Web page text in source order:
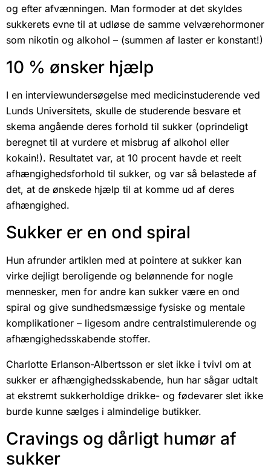
og efter afvænningen. Man formoder at det skyldes
sukkerets evne til at udløse de samme velværehormoner
som nikotin og alkohol – (summen af laster er konstant!)
10 % ønsker hjælp
I en interviewundersøgelse med medicinstuderende ved
Lunds Universitets, skulle de studerende besvare et
skema angående deres forhold til sukker (oprindeligt
beregnet til at vurdere et misbrug af alkohol eller
kokain!). Resultatet var, at 10 procent havde et reelt
afhængighedsforhold til sukker, og var så belastede af
det, at de ønskede hjælp til at komme ud af deres
afhængighed.
Sukker er en ond spiral
Hun afrunder artiklen med at pointere at sukker kan
virke dejligt beroligende og belønnende for nogle
mennesker, men for andre kan sukker være en ond
spiral og give sundhedsmæssige fysiske og mentale
komplikationer – ligesom andre centralstimulerende og
afhængighedsskabende stoffer.
Charlotte Erlanson-Albertsson er slet ikke i tvivl om at
sukker er afhængighedsskabende, hun har sågar udtalt
at ekstremt sukkerholdige drikke- og fødevarer slet ikke
burde kunne sælges i almindelige butikker.
Cravings og dårligt humør af
sukker